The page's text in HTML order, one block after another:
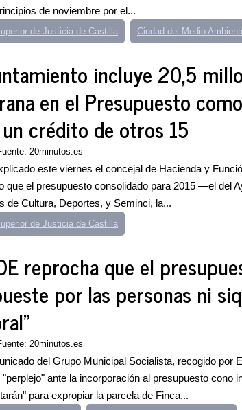
de noviembre por el...
de Justicia de Castilla Ciudad del Medio
incluye 20,5
en el Presupuesto
crédito de otros 15
20minutos.es
este viernes el concejal de Hacienda y
que el presupuesto consolidado para 2015 —el del
de Cultura, Deportes, y Seminci, la...
de Justicia de Castilla
reprocha que el
por las personas ni
20minutos.es
del Grupo Municipal Socialista, recogido por
ante la incorporación al presupuesto cono
para expropiar la parcela de Finca...